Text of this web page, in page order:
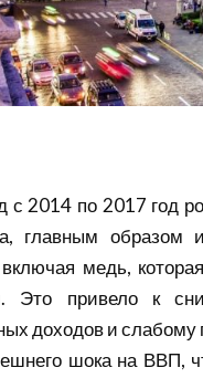
с 2014 по 2017 год
главным
медь,
Это привело к
доходов и
шока на ВВП,